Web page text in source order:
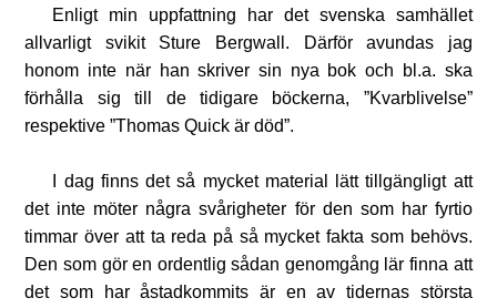
Enligt min uppfattning har det svenska samhället
allvarligt svikit Sture Bergwall. Därför avundas jag
honom inte när han skriver sin nya bok och bl.a. ska
förhålla sig till de tidigare böckerna, ”Kvarblivelse”
respektive ”Thomas Quick är död”.
I dag finns det så mycket material lätt tillgängligt att
det inte möter några svårigheter för den som har fyrtio
timmar över att ta reda på så mycket fakta som behövs.
Den som gör en ordentlig sådan genomgång lär finna att
det som har åstadkommits är en av tidernas största